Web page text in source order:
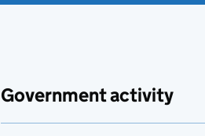
Government activity